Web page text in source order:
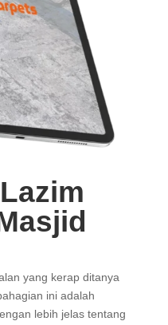
yang kerap ditanya
ini adalah
lebih jelas tentang